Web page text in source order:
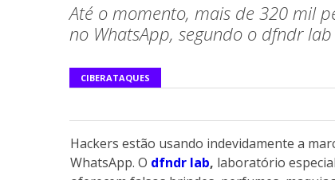
Até o momento, mais de 320 mil
no WhatsApp, segundo o dfndr lab
CIBERATAQUES
Hackers estão usando indevidamente a
WhatsApp. O dfndr lab, laboratório